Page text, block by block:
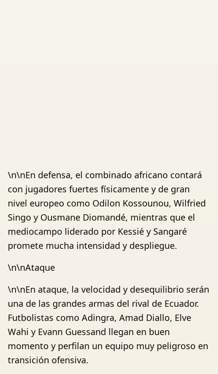
\n\nEn defensa, el combinado africano contará
con jugadores fuertes físicamente y de gran
nivel europeo como Odilon Kossounou, Wilfried
Singo y Ousmane Diomandé, mientras que el
mediocampo liderado por Kessié y Sangaré
promete mucha intensidad y despliegue.
\n\nAtaque
\n\nEn ataque, la velocidad y desequilibrio serán
una de las grandes armas del rival de Ecuador.
Futbolistas como Adingra, Amad Diallo, Elve
Wahi y Evann Guessand llegan en buen
momento y perfilan un equipo muy peligroso en
transición ofensiva.